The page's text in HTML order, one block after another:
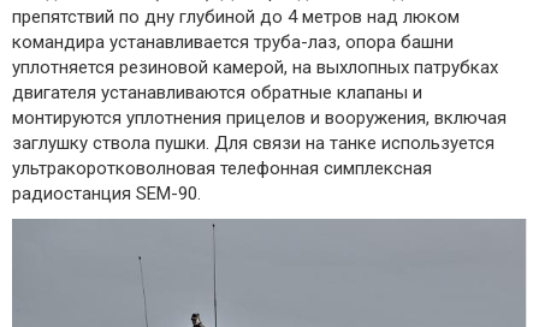
препятствий по дну глубиной до 4 метров над люком
командира устанавливается труба-лаз, опора башни
уплотняется резиновой камерой, на выхлопных патрубках
двигателя устанавливаются обратные клапаны и
монтируются уплотнения прицелов и вооружения, включая
заглушку ствола пушки. Для связи на танке используется
ультракоротковолновая телефонная симплексная
радиостанция SEM-90.